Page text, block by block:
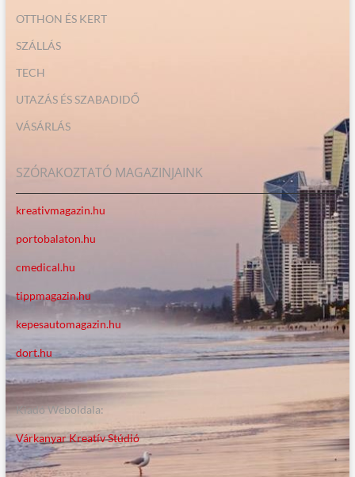
OTTHON ÉS KERT
SZÁLLÁS
TECH
UTAZÁS ÉS SZABADIDŐ
VÁSÁRLÁS
SZÓRAKOZTATÓ MAGAZINJAINK
kreativmagazin.hu
portobalaton.hu
cmedical.hu
tippmagazin.hu
kepesautomagazin.hu
dort.hu
Kiadó Weboldala:
Várkanyar Kreatív Stúdió